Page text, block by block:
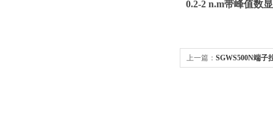
0.2-2 n.m带峰值数
上一篇： SGWS500N端子